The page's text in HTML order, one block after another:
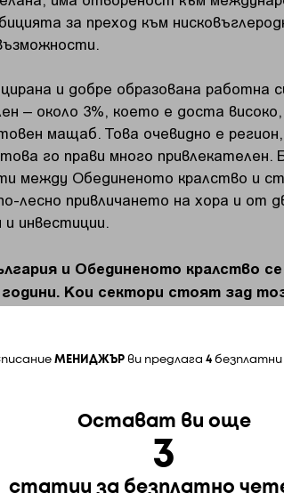
МЕНИДЖЪР ви предлага 4
Остават ви още
3
статии за безплатно
за преход към
и добре образована работна
– около 3%, което е доста
мащаб. Това очевидно е
го прави много привлекателен.
между Обединеното кралство и
лесно привличането на хора и от
и инвестиции.
и Обединеното кралство се
години. Кои сектори стоят зад
и къде виждате потенциал за
значителното увеличение на
се развива в доста разнообразни
бизнес услуги, туризъм,
ръст и във фармацевтичната
продукти.